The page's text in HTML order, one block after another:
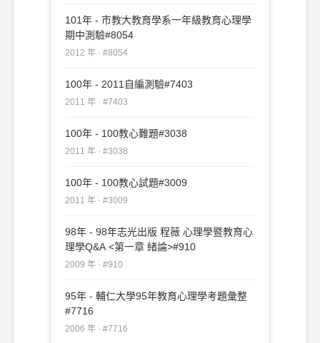
101年 - 市教大教育學系一年級教育心理學
期中測驗#8054
2012 年 · #8054
100年 - 2011自編測驗#7403
2011 年 · #7403
100年 - 100教心難題#3038
2011 年 · #3038
100年 - 100教心試題#3009
2011 年 · #3009
98年 - 98年志光出版 程薇 心理學暨教育心
理學Q&A <第一章 緒論>#910
2009 年 · #910
95年 - 輔仁大學95年教育心理學考題彙整
#7716
2006 年 · #7716